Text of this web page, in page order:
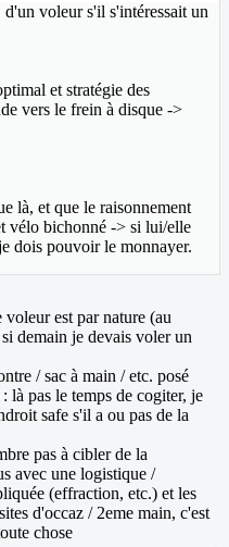
voleur s'il s'intéressait un
et stratégie des
vers le frein à disque ->
là, et que le raisonnement
vélo bichonné -> si lui/elle
dois pouvoir le monnayer.
est par nature (au
demain je devais voler un
/ sac à main / etc. posé
là pas le temps de cogiter, je
safe s'il a ou pas de la
pas à cibler de la
avec une logistique /
(effraction, etc.) et les
d'occaz / 2eme main, c'est
chose